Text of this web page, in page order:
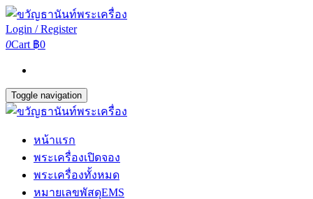
Login / Register
0Cart ฿0
Toggle navigation
หน้าแรก
พระเครื่องเปิดจอง
พระเครื่องทั้งหมด
หมายเลขพัสดุEMS